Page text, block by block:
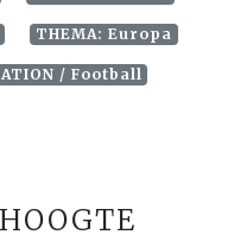
THEMA: Europa
/ Football